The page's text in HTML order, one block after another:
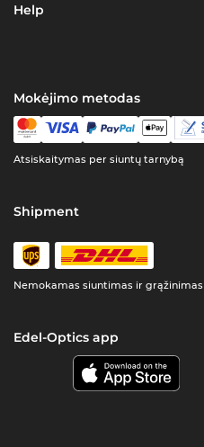
Help
Mokėjimo metodas
Atsiskaitymas per siuntų tarnybą
Shipment
Nemokamas siuntimas ir grąžinimas
Edel-Optics app